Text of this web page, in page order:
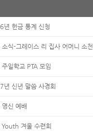
년 헌금 통계 신청
소식-그레이스 리 집사 어머니 소천
주일학교 PTA 모임
년 신년 말씀 사경회
영신 예배
겨울 수련회